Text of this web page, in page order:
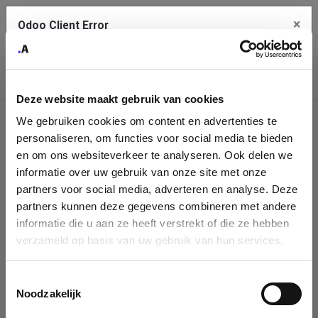
Deze website maakt gebruik van cookies
We gebruiken cookies om content en advertenties te
personaliseren, om functies voor social media te bieden
en om ons websiteverkeer te analyseren. Ook delen we
informatie over uw gebruik van onze site met onze
partners voor social media, adverteren en analyse. Deze
partners kunnen deze gegevens combineren met andere
informatie die u aan ze heeft verstrekt of die ze hebben
verzameld op basis van uw gebruik van hun services.
Noodzakelijk
Company
Identification
Please fill in your company details
You can search a company in our database by name, VAT or
enterprise ID. When a company is selected it will auto-complete the
form. If you don't find your company in our database, you can create
Odoo Client Error ×
service.
See details
Ok